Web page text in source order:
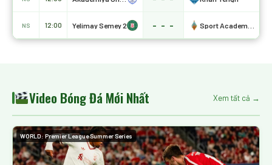
NS 12:00 Yelimay Semey 2 - - -
Video Bóng Đá Mới Nhất Xem tất cả →
WORLD: Premier League Summer Series